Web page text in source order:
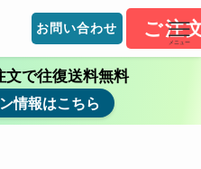
お問い合わせ ご注
メニュー
文で往復送料無料
情報はこちら